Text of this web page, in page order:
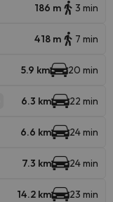
186 m 3 min
418 m 7 min
5.9 km 20 min
6.3 km 22 min
6.6 km 24 min
7.3 km 24 min
14.2 km 23 min